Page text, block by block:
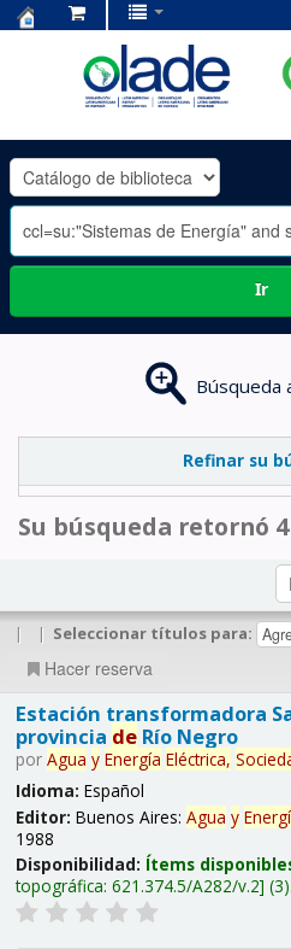
OLADE
-
Ir
Búsqueda
Refinar su
Su búsqueda retornó
| | Seleccionar títulos para:
Hacer reserva
Estación transformadora
provincia deRío Negro
por Agua y Energía Eléctrica,
Idioma: Español
Editor: Buenos Aires: Agua y
1988
Disponibilidad: Ítems
topográfica: 621.374.5/A282/v.2 (3).